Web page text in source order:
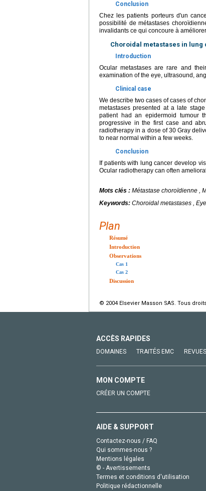
Conclusion
Chez les patients porteurs d'un
possibilité de métastases
invalidants ce qui concoure à
Choroidal metastases in lung
Introduction
Ocular metastases are rare and
examination of the eye, ultrasound,
Clinical case
We describe two cases of cases of
metastases presented at a late
patient had an epidermoid tumour
progressive in the first case and
radiotherapy in a dose of 30 Gray
to near normal within a few weeks.
Conclusion
If patients with lung cancer develop
Ocular radiotherapy can often
Mots clés : Métastase choroïdienne ,
Keywords: Choroidal metastases ,
Plan
Résumé
Introduction
Observations
Cas 1
Cas 2
Discussion
© 2004 Elsevier Masson SAS. Tous
ACCÈS RAPIDES
DOMAINES TRAITÉS EMC REVUES
MON COMPTE
CRÉER UN COMPTE
AIDE & SUPPORT
Contactez-nous / FAQ
Qui sommes-nous ?
Mentions légales
© - Avertissements
Termes et conditions d'utilisation
Politique rédactionnelle